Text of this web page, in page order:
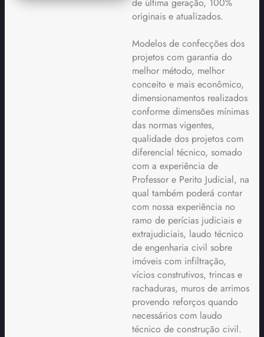
de última geração, 100%
originais e atualizados.
Modelos de confecções dos
projetos com garantia do
melhor método, melhor
conceito e mais econômico,
dimensionamentos realizados
conforme dimensões mínimas
das normas vigentes,
qualidade dos projetos com
diferencial técnico, somado
com a experiência de
Professor e Perito Judicial, na
qual também poderá contar
com nossa experiência no
ramo de perícias judiciais e
extrajudiciais, laudo técnico
de engenharia civil sobre
imóveis com infiltração,
vícios construtivos, trincas e
rachaduras, muros de arrimos
provendo reforços quando
necessários com laudo
técnico de construção civil.